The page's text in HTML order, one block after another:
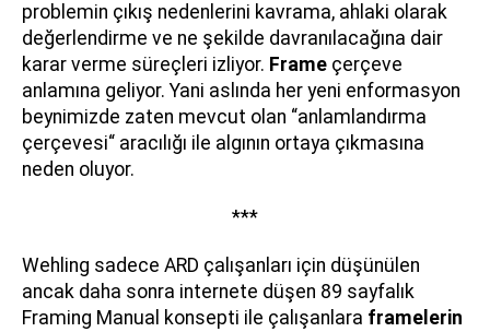
problemin çıkış nedenlerini kavrama, ahlaki olarak
değerlendirme ve ne şekilde davranılacağına dair
karar verme süreçleri izliyor. Frame çerçeve
anlamına geliyor. Yani aslında her yeni enformasyon
beynimizde zaten mevcut olan “anlamlandırma
çerçevesi“ aracılığı ile algının ortaya çıkmasına
neden oluyor.
***
Wehling sadece ARD çalışanları için düşünülen
ancak daha sonra internete düşen 89 sayfalık
Framing Manual konsepti ile çalışanlara framelerin